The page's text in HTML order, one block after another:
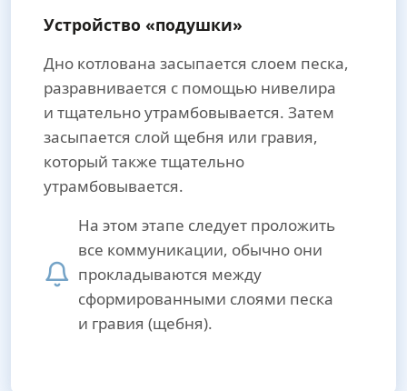
Устройство «подушки»
Дно котлована засыпается слоем песка,
разравнивается с помощью нивелира
и тщательно утрамбовывается. Затем
засыпается слой щебня или гравия,
который также тщательно
утрамбовывается.
На этом этапе следует проложить
все коммуникации, обычно они
прокладываются между
сформированными слоями песка
и гравия (щебня).